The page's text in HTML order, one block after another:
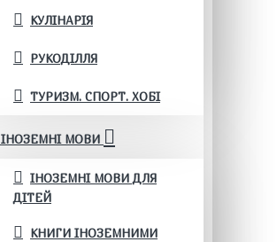
КУЛІНАРІЯ
РУКОДІЛЛЯ
ТУРИЗМ. СПОРТ. ХОБІ
ІНОЗЕМНІ МОВИ
ІНОЗЕМНІ МОВИ ДЛЯ
ДІТЕЙ
КНИГИ ІНОЗЕМНИМИ